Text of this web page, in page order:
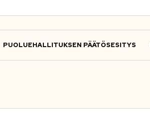
PUOLUEHALLITUKSEN PÄÄTÖSESITYS